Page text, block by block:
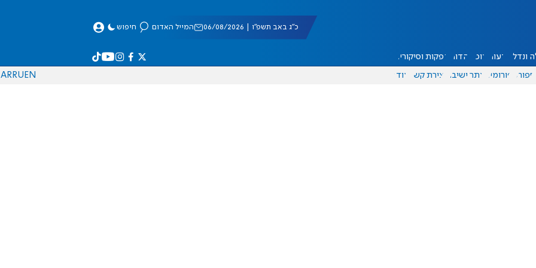
כ"ג באב תשפ"ו | 06/08/2026 המייל האדום חיפוש
ונדל"ן דעות אוכל יהדות הפקות וסיקורים
ספורט פורומים אתר ישיבה יצירת קשר עוד EN
RU
AR